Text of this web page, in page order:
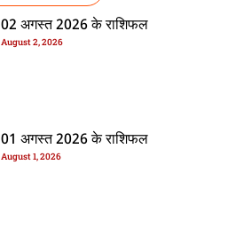
02 अगस्त 2026 के राशिफल
August 2, 2026
01 अगस्त 2026 के राशिफल
August 1, 2026